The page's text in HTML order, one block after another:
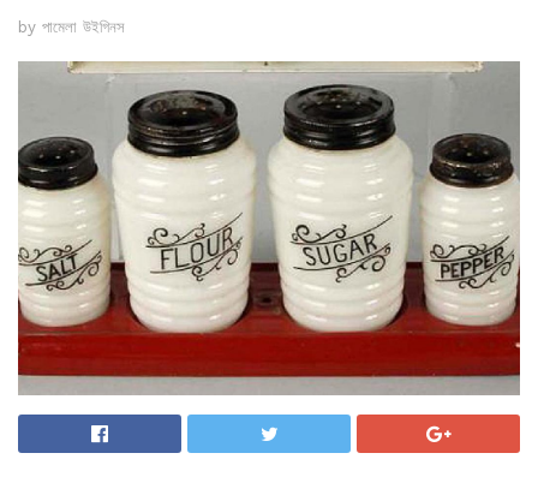
by পামেলা উইগিনস